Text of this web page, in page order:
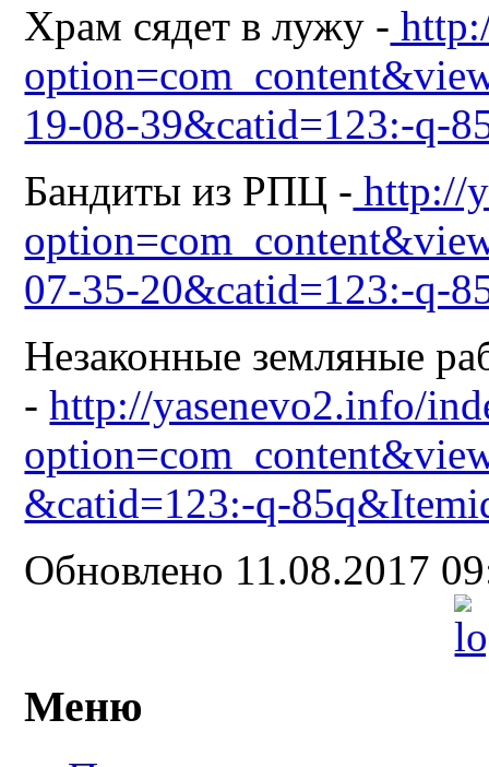
Храм сядет в лужу -
19-08-39&catid=123:-q-
Бандиты из РПЦ - http://
07-35-20&catid=123:-q-
Незаконные земляные
-http://yasenevo2.info/
&catid=123:-q-
Обновлено 11.08.2017
Меню